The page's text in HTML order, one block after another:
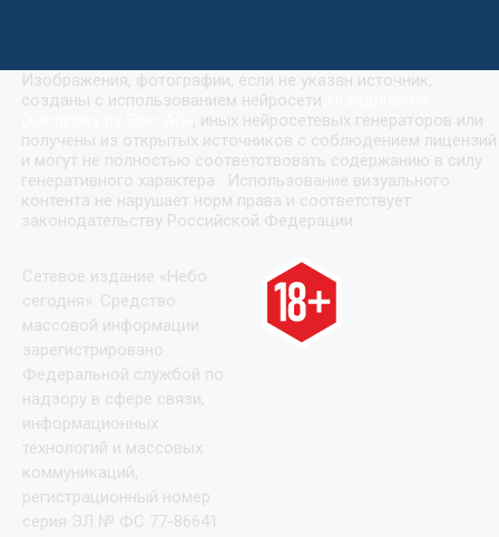
Изображения, фотографии, если не указан источник,
созданы с использованием нейросети
, иных нейросетевых генераторов или
получены из открытых источников с соблюдением лицензий
и могут не полностью соответствовать содержанию в силу
генеративного характера. Использование визуального
контента не нарушает норм права и соответствует
законодательству Российской Федерации.
Сетевое издание «Небо
сегодня». Средство
массовой информации
зарегистрировано
Федеральной службой по
надзору в сфере связи,
информационных
технологий и массовых
коммуникаций,
регистрационный номер
серия ЭЛ № ФС 77-86641